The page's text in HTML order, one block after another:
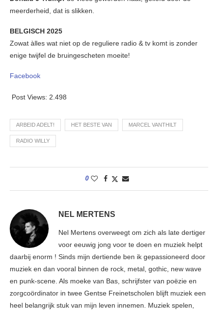
meerderheid, dat is slikken.
BELGISCH 2025
Zowat àlles wat niet op de reguliere radio & tv komt is zonder
enige twijfel de bruingescheten moeite!
Facebook
Post Views: 2.498
ARBEID ADELT! HET BESTE VAN MARCEL VANTHILT
RADIO WILLY
0
NEL MERTENS
Nel Mertens overweegt om zich als late dertiger
voor eeuwig jong voor te doen en muziek helpt
daarbij enorm ! Sinds mijn dertiende ben ik gepassioneerd door
muziek en dan vooral binnen de rock, metal, gothic, new wave
en punk-scene. Als moeke van Bas, schrijfster van poëzie en
zorgcoördinator in twee Gentse Freinetscholen blijft muziek een
heel belangrijk stuk van mijn leven innemen. Muziek spelen,